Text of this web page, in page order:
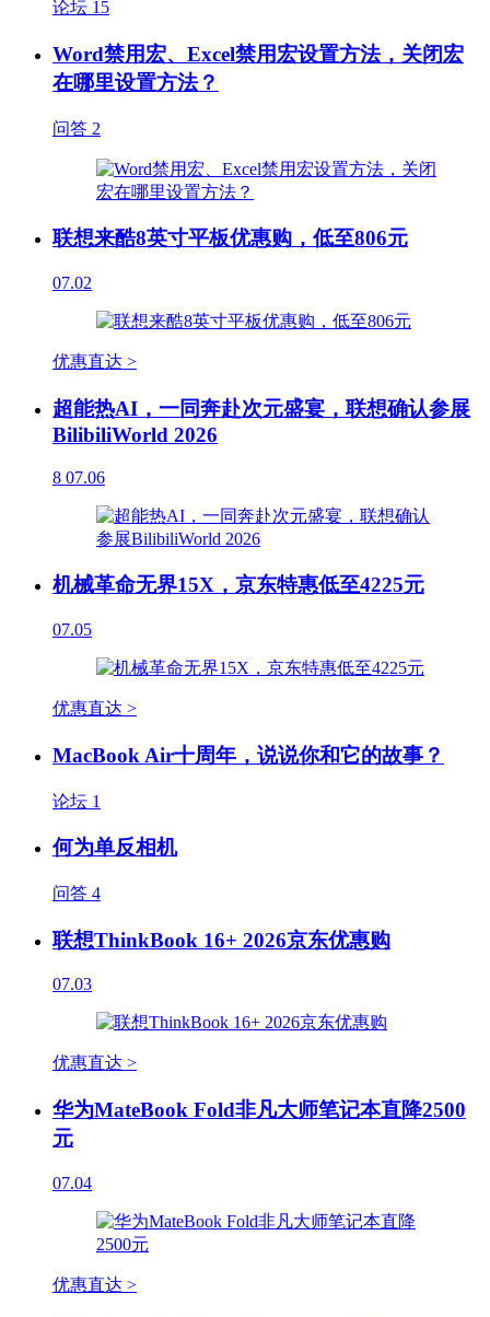
论坛 15
Word禁用宏、Excel禁用宏设置方法，关闭宏
在哪里设置方法？
问答 2
联想来酷8英寸平板优惠购，低至806元
07.02
优惠直达 >
超能热AI，一同奔赴次元盛宴，联想确认参展
BilibiliWorld 2026
8 07.06
机械革命无界15X，京东特惠低至4225元
07.05
优惠直达 >
MacBook Air十周年，说说你和它的故事？
论坛 1
何为单反相机
问答 4
联想ThinkBook 16+ 2026京东优惠购
07.03
优惠直达 >
华为MateBook Fold非凡大师笔记本直降2500
元
07.04
优惠直达 >